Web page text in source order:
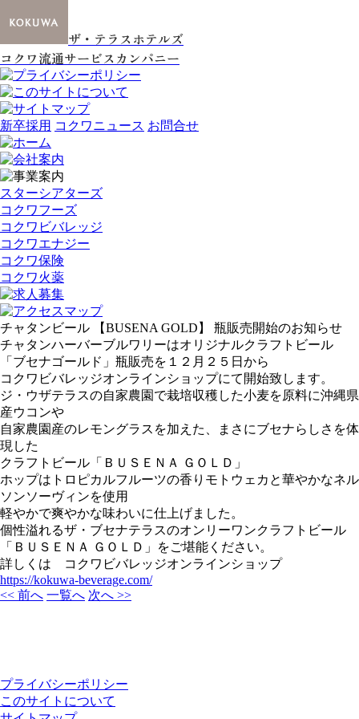
ザ・テラスホテルズ
コクワ流通サービスカンパニー
新卒採用 コクワニュース お問合せ
スターシアターズ
コクワフーズ
コクワビバレッジ
コクワエナジー
コクワ保険
コクワ火薬
チャタンビール 【BUSENA GOLD】 瓶販売開始のお知らせ
チャタンハーバーブルワリーはオリジナルクラフトビール
「ブセナゴールド」瓶販売を１２月２５日から
コクワビバレッジオンラインショップにて開始致します。
ジ・ウザテラスの自家農園で栽培収穫した小麦を原料に沖縄県
産ウコンや
自家農園産のレモングラスを加えた、まさにブセナらしさを体
現した
クラフトビール「ＢＵＳＥＮＡ ＧＯＬＤ」
ホップはトロピカルフルーツの香りモトウェカと華やかなネル
ソンソーヴィンを使用
軽やかで爽やかな味わいに仕上げました。
個性溢れるザ・ブセナテラスのオンリーワンクラフトビール
「ＢＵＳＥＮＡ ＧＯＬＤ」をご堪能ください。
詳しくは コクワビバレッジオンラインショップ
https://kokuwa-beverage.com/
<< 前へ 一覧へ 次へ >>
プライバシーポリシー
このサイトについて